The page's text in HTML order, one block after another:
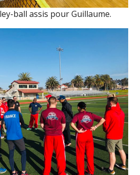
ball assis pour Guillaume.